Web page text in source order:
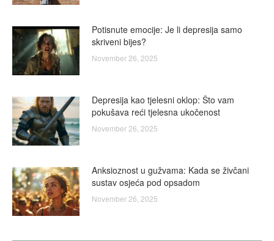
Potisnute emocije: Je li depresija samo
skriveni bijes?
November 26, 2025
Depresija kao tjelesni oklop: Što vam
pokušava reći tjelesna ukočenost
November 26, 2025
Anksioznost u gužvama: Kada se živčani
sustav osjeća pod opsadom
November 26, 2025